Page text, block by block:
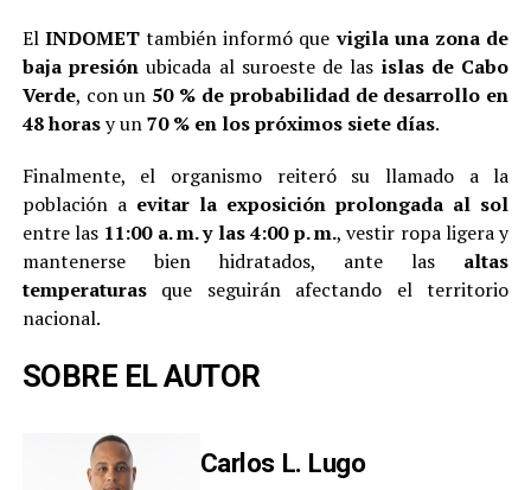
El INDOMETtambién informó quevigila una zona de
baja presiónubicada al suroeste de las islas de Cabo
Verde, con un 50 % de probabilidad de desarrollo en
48 horasy un70 % en los próximos siete días.
Finalmente, el organismo reiteró su llamado a la
población a evitar la exposición prolongada al sol
entre las 11:00 a. m. y las 4:00 p. m., vestir ropa ligera y
mantenerse bien hidratados, ante las altas
temperaturasque seguirán afectando el territorio
nacional.
SOBRE EL AUTOR
Carlos L. Lugo